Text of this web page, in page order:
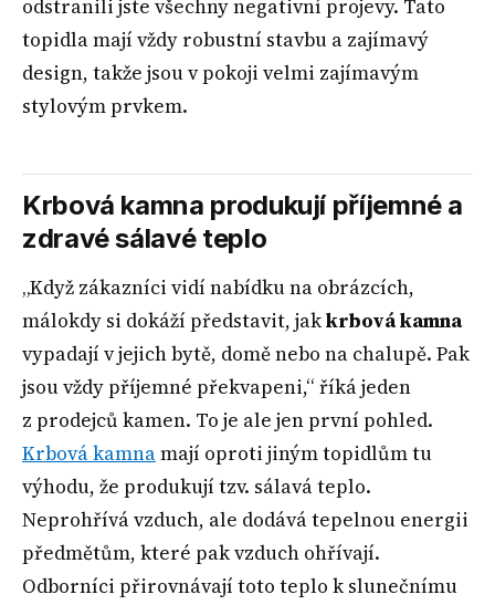
odstranili jste všechny negativní projevy. Tato
topidla mají vždy robustní stavbu a zajímavý
design, takže jsou v pokoji velmi zajímavým
stylovým prvkem.
Krbová kamna produkují příjemné a
zdravé sálavé teplo
„Když zákazníci vidí nabídku na obrázcích,
málokdy si dokáží představit, jakkrbová kamna
vypadají v jejich bytě, domě nebo na chalupě. Pak
jsou vždy příjemné překvapeni,“ říká jeden
z prodejců kamen. To je ale jen první pohled.
Krbová kamnamají oproti jiným topidlům tu
výhodu, že produkují tzv. sálavá teplo.
Neprohřívá vzduch, ale dodává tepelnou energii
předmětům, které pak vzduch ohřívají.
Odborníci přirovnávají toto teplo k slunečnímu